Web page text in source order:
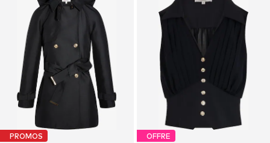
PROMOS OFFRE